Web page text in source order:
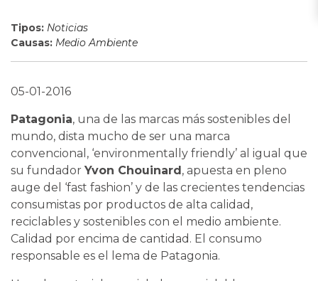
Tipos: Noticias
Causas: Medio Ambiente
05-01-2016
Patagonia, una de las marcas más sostenibles del
mundo, dista mucho de ser una marca
convencional, ‘environmentally friendly’ al igual que
su fundador Yvon Chouinard, apuesta en pleno
auge del ‘fast fashion’ y de las crecientes tendencias
consumistas por productos de alta calidad,
reciclables y sostenibles con el medio ambiente.
Calidad por encima de cantidad. El consumo
responsable es el lema de Patagonia.